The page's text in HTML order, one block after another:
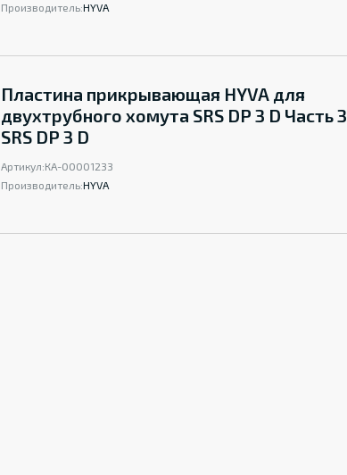
Производитель:HYVA
Пластина прикрывающая HYVA для
двухтрубного хомута SRS DP 3 D Часть 3
SRS DP 3 D
Артикул:КА-00001233
Производитель:HYVA